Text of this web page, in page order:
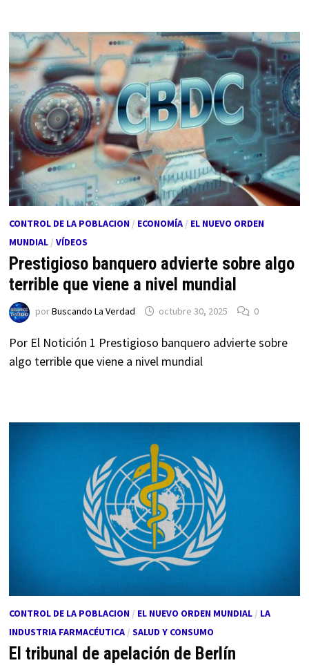
CONTROL DE LA POBLACION/ ECONOMÍA/ EL NUEVO ORDEN
MUNDIAL/ VÍDEOS
Prestigioso banquero advierte sobre algo
terrible que viene a nivel mundial
porBuscando La Verdad octubre 30, 2025 0
Por El Notición 1 Prestigioso banquero advierte sobre
algo terrible que viene a nivel mundial
CONTROL DE LA POBLACION/ EL NUEVO ORDEN MUNDIAL/ LA
INDUSTRIA FARMACÉUTICA/ SALUD Y CONSUMO
El tribunal de apelación de Berlín